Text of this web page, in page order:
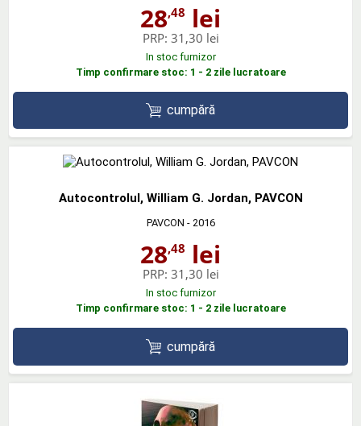
28,48 lei
PRP: 31,30 lei
In stoc furnizor
Timp confirmare stoc: 1 - 2 zile lucratoare
cumpără
Autocontrolul, William G. Jordan, PAVCON
PAVCON - 2016
28,48 lei
PRP: 31,30 lei
In stoc furnizor
Timp confirmare stoc: 1 - 2 zile lucratoare
cumpără